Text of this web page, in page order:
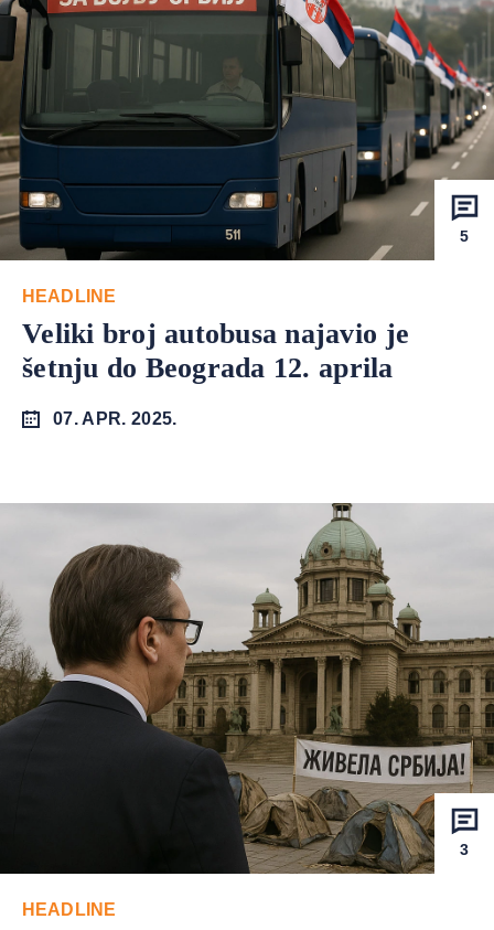
5
HEADLINE
Veliki broj autobusa najavio je
šetnju do Beograda 12. aprila
07. APR. 2025.
3
HEADLINE